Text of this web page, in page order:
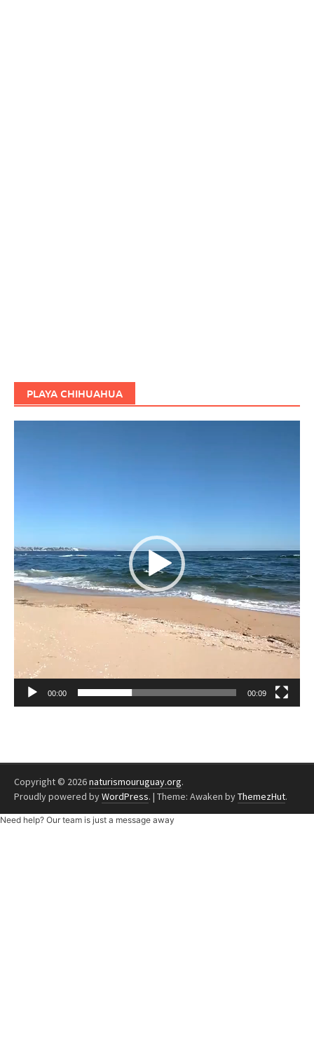
PLAYA CHIHUAHUA
00:00 00:09
Copyright © 2026naturismouruguay.org.
Proudly powered byWordPress. | Theme: Awaken byThemezHut.
Need help? Our team is just a message away